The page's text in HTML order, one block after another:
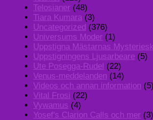
Telosianer (48)
Tiara Kumara (3)
Uncategorized (376)
Universums Moder (1)
Uppstigna Mästarnas
Uppstigningens Ljusarbeare (5)
Ute Posegga-Rudel (22)
Venus-meddelanden (14)
Videos och annan information (5)
Vital Frosi (22)
Vywamus (4)
Yosef's Clarion Calls och mer (3)